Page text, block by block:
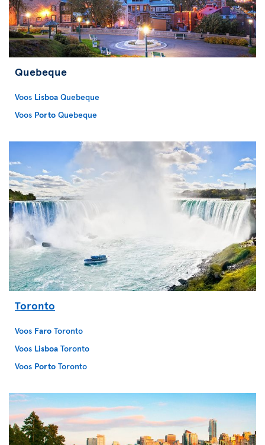
Quebeque
Voos Lisboa Quebeque
Voos Porto Quebeque
Toronto
Voos Faro Toronto
Voos Lisboa Toronto
Voos Porto Toronto